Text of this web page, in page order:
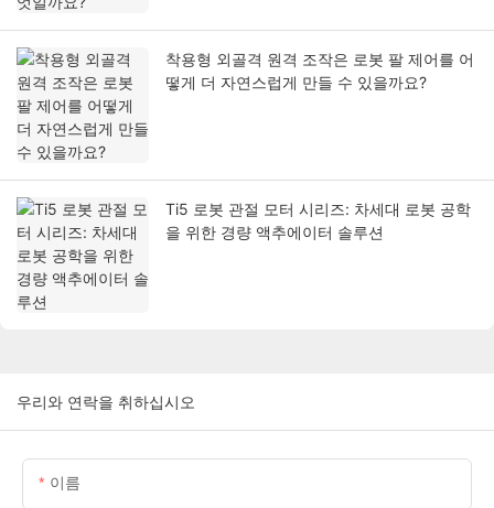
착용형 외골격 원격 조작은 로봇 팔 제어를 어
떻게 더 자연스럽게 만들 수 있을까요?
Ti5 로봇 관절 모터 시리즈: 차세대 로봇 공학
을 위한 경량 액추에이터 솔루션
우리와 연락을 취하십시오
이름